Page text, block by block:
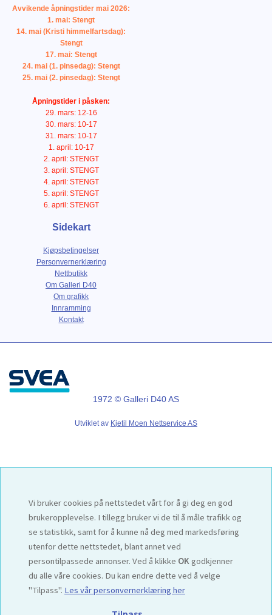
Avvikende åpningstider mai 2026:
1. mai: Stengt
14. mai (Kristi himmelfartsdag):
Stengt
17. mai: Stengt
24. mai (1. pinsedag): Stengt
25. mai (2. pinsedag): Stengt
Åpningstider i påsken:
29. mars: 12-16
30. mars: 10-17
31. mars: 10-17
1. april: 10-17
2. april: STENGT
3. april: STENGT
4. april: STENGT
5. april: STENGT
6. april: STENGT
Sidekart
Kjøpsbetingelser
Personvernerklæring
Nettbutikk
Om Galleri D40
Om grafikk
Innramming
Kontakt
1972 © Galleri D40 AS
Utviklet av Kjetil Moen Nettservice AS
Vi bruker cookies på nettstedet vårt for å gi deg en god
brukeropplevelse. I tillegg bruker vi de til å måle trafikk og
se statistikk, samt for å kunne nå deg med markedsføring
utenfor dette nettstedet, blant annet ved
persontilpassede annonser. Ved å klikke OKgodkjenner
du alle våre cookies. Du kan endre dette ved å velge
"Tilpass". Les vår personvernerklæring her